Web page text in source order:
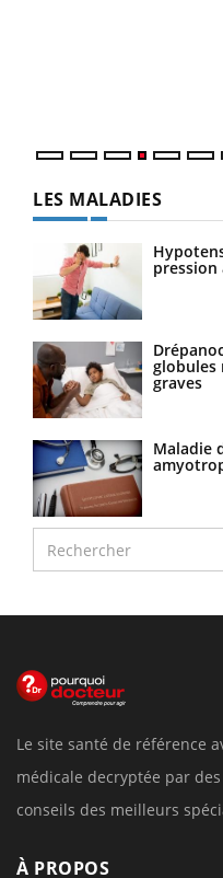
LES MALADIES
globules
graves
Maladie
Le site santé de référence
médicale decryptée par
conseils des meilleurs
À PROPOS